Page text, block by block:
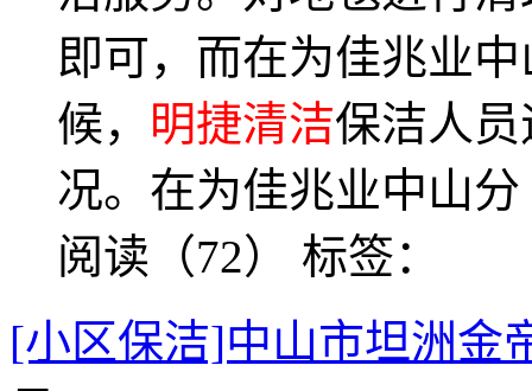
即可，而在为佳兆业
候， 明捷清洁保洁人
况。在为佳兆业中山分
阅读（72） 标签：
[小区保洁]中山市坦洲金